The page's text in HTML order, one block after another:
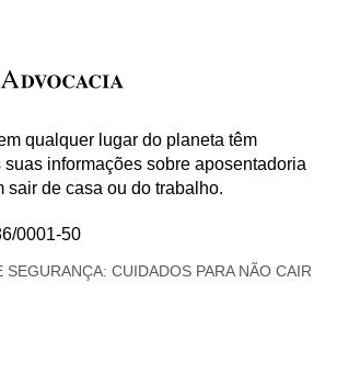
qualquer lugar do planeta têm
informações sobre aposentadoria
sair de casa ou do trabalho.
0001-50
SEGURANÇA: CUIDADOS PARA NÃO CAIR